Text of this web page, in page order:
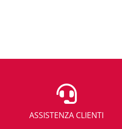
ASSISTENZA CLIENTI